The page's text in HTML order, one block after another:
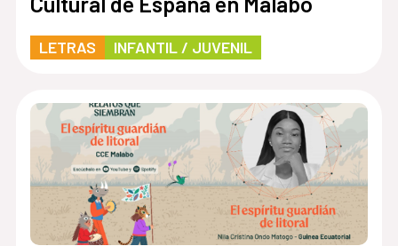
LETRAS INFANTIL / JUVENIL